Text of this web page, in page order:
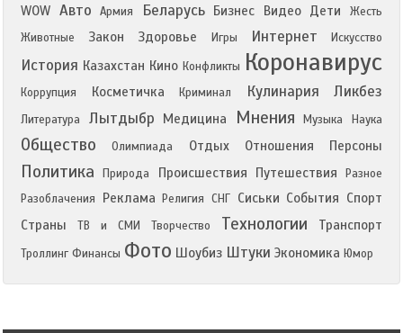
WOW Авто Армия Беларусь Бизнес Видео Дети
Жесть
Животные
Закон Здоровье Игры Интернет Искусство
История Казахстан Кино Конфликты Коронавирус
Коррупция Косметичка Криминал Кулинария Ликбез
Литература Лытдыбр Медицина Мнения Музыка Наука
Общество Олимпиада Отдых Отношения Персоны
Политика Природа Происшествия Путешествия
Разное
Разоблачения
Реклама Религия СНГ Сиськи События Спорт
Страны
ТВ и СМИ Творчество Технологии Транспорт
Троллинг Финансы Фото Шоубиз Штуки Экономика Юмор